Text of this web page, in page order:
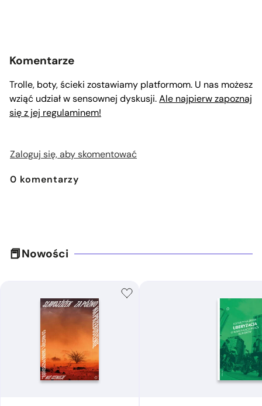
Komentarze
Trolle, boty, ścieki zostawiamy platformom. U nas możesz
wziąć udział w sensownej dyskusji.Ale najpierw zapoznaj
się z jej regulaminem!
Zaloguj się, aby skomentować
0 komentarzy
Nowości